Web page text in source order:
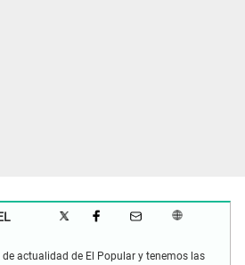
actualidad de El Popular y tenemos las